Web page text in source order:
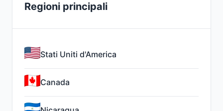
Regioni principali
Stati Uniti d'America
Canada